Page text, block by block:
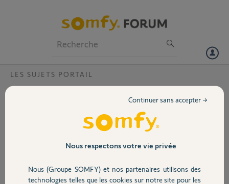
Volet
Sécurité
LES SUJETS PORTAIL
Deux Clavier à codes possible?
Nous avons de nouvelles portails et avec eux le moteur AXOVIA 220B
RTS. En outre nous avons le "clavier à code RTS aluminium" pour
entrée. Nous voulons acheter un deuxième clavier pour sortie. Mon
question est: avec l'Axovia, est-il possible de programmer et utiliser
deux claviers avec le même moteur? merci, et je suis désolé pour le
Nous respectons votre vie privée
Nous (Groupe SOMFY) et nos partenaires utilisons des
technologies telles que les cookies sur notre site pour les
Continuer sans accepter →